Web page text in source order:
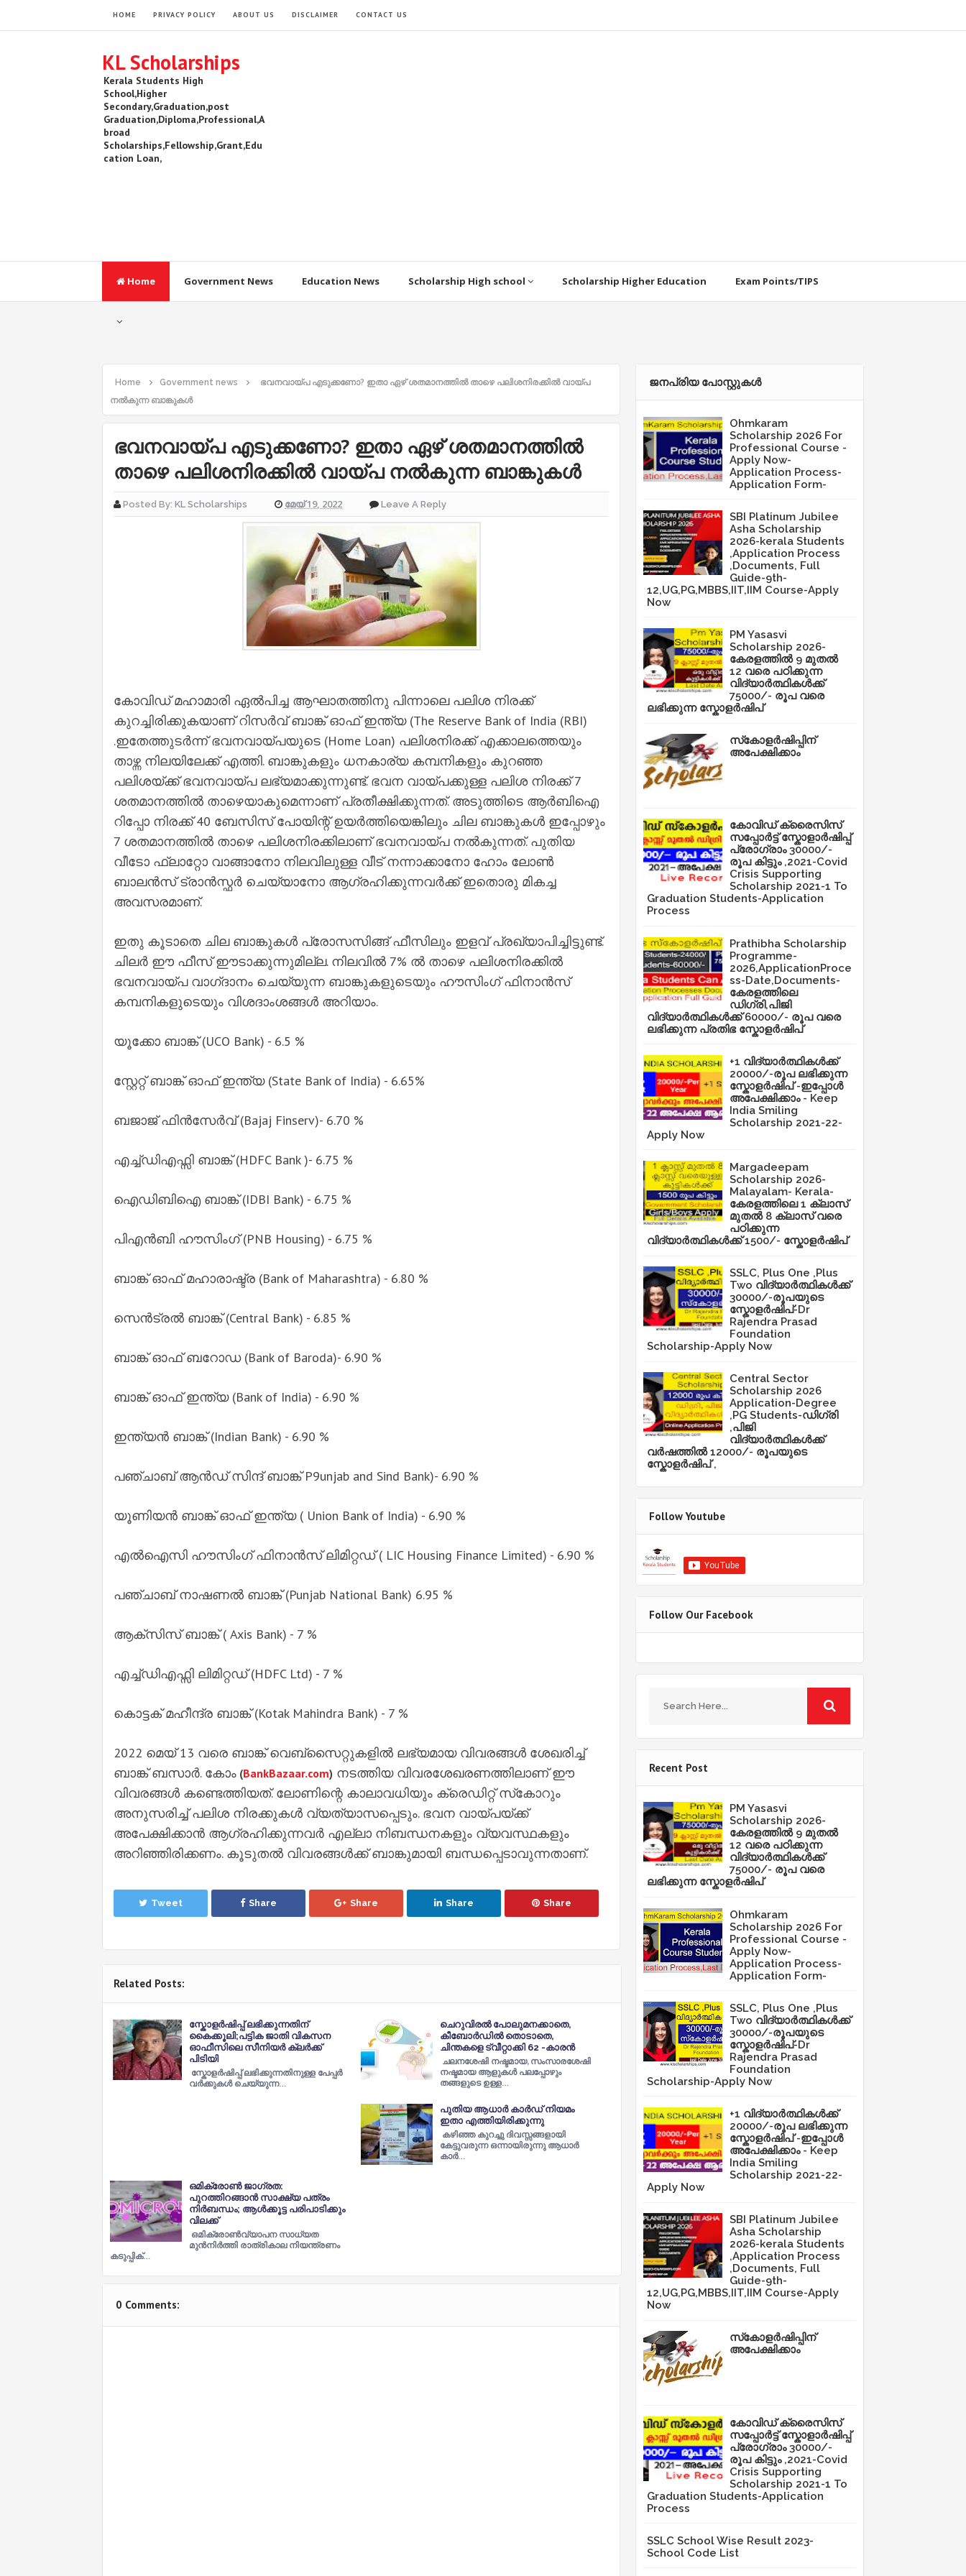
HOME PRIVACY POLICY ABOUT US DISCLAIMER CONTACT US
KL Scholarships
Kerala Students High
School,Higher
Secondary,Graduation,post
Graduation,Diploma,Professional,A
broad
Scholarships,Fellowship,Grant,Edu
cation Loan,
Home Government News Education News Scholarship High school Scholarship Higher Education Exam Points/TIPS
Home Government news
ഭവനവായ്പ എടുക്കണോ? ഇതാ ഏഴ് ശതമാനത്തില്‍ താഴെ പലിശനിരക്കില്‍ വായ്പ
നല്‍കുന്ന ബാങ്കുകള്‍
ഭവനവായ്പ എടുക്കണോ? ഇതാ ഏഴ് ശതമാനത്തില്‍
താഴെ പലിശനിരക്കില്‍ വായ്പ നല്‍കുന്ന ബാങ്കുകള്‍
Posted By: KL Scholarships മേയ് 19, 2022 Leave A Reply
കോവിഡ് മഹാമാരി ഏല്‍പിച്ച ആഘാതത്തിനു പിന്നാലെ പലിശ നിരക്ക്
കുറച്ചിരിക്കുകയാണ് റിസര്‍വ് ബാങ്ക് ഓഫ് ഇന്ത്യ (The Reserve Bank of India (RBI)
.ഇതേത്തുടര്‍ന്ന് ഭവനവായ്പയുടെ (Home Loan) പലിശനിരക്ക് എക്കാലത്തെയും
താഴ്ന്ന നിലയിലേക്ക് എത്തി. ബാങ്കുകളും ധനകാര്യ കമ്പനികളും കുറഞ്ഞ
പലിശയ്ക്ക് ഭവനവായ്പ ലഭ്യമാക്കുന്നുണ്ട്. ഭവന വായ്പക്കുള്ള പലിശ നിരക്ക് 7
ശതമാനത്തില്‍ താഴെയാകുമെന്നാണ് പ്രതീക്ഷിക്കുന്നത്. അടുത്തിടെ ആര്‍ബിഐ
റിപ്പോ നിരക്ക് 40 ബേസിസ് പോയിന്റ് ഉയര്‍ത്തിയെങ്കിലും ചില ബാങ്കുകള്‍ ഇപ്പോഴും
7 ശതമാനത്തില്‍ താഴെ പലിശനിരക്കിലാണ് ഭവനവായ്പ നല്‍കുന്നത്. പുതിയ
വീടോ ഫ്ലാറ്റോ വാങ്ങാനോ നിലവിലുള്ള വീട് നന്നാക്കാനോ ഹോം ലോണ്‍
ബാലന്‍സ് ട്രാന്‍സ്ഫര്‍ ചെയ്യാനോ ആഗ്രഹിക്കുന്നവര്‍ക്ക് ഇതൊരു മികച്ച
അവസരമാണ്.
ഇതു കൂടാതെ ചില ബാങ്കുകള്‍ പ്രോസസിങ്ങ് ഫീസിലും ഇളവ് പ്രഖ്യാപിച്ചിട്ടുണ്ട്.
ചിലര്‍ ഈ ഫീസ് ഈടാക്കുന്നുമില്ല. നിലവില്‍ 7% ല്‍ താഴെ പലിശനിരക്കില്‍
ഭവനവായ്പ വാഗ്‌ദാനം ചെയ്യുന്ന ബാങ്കുകളുടെയും ഹൗസിംഗ് ഫിനാന്‍സ്
കമ്പനികളുടെയും വിശദാംശങ്ങള്‍ അറിയാം.
യൂക്കോ ബാങ്ക് (UCO Bank) - 6.5 %
സ്റ്റേറ്റ് ബാങ്ക് ഓഫ് ഇന്ത്യ (State Bank of India) - 6.65%
ബജാജ് ഫിന്‍സേര്‍വ് (Bajaj Finserv)- 6.70 %
എച്ച്‌‍ഡിഎഫ്സി ബാങ്ക് (HDFC Bank )- 6.75 %
ഐഡിബിഐ ബാങ്ക് (IDBI Bank) - 6.75 %
പിഎന്‍ബി ഹൗസിംഗ് (PNB Housing) - 6.75 %
ബാങ്ക് ഓഫ് മഹാരാഷ്ട്ര (Bank of Maharashtra) - 6.80 %
സെന്‍ട്രല്‍ ബാങ്ക് (Central Bank) - 6.85 %
ബാങ്ക് ഓഫ് ബറോഡ (Bank of Baroda)- 6.90 %
ബാങ്ക് ഓഫ് ഇന്ത്യ (Bank of India) - 6.90 %
ഇന്ത്യന്‍ ബാങ്ക് (Indian Bank) - 6.90 %
പഞ്ചാബ് ആന്‍ഡ് സിന്ദ് ബാങ്ക് P9unjab and Sind Bank)- 6.90 %
യൂണിയന്‍ ബാങ്ക് ഓഫ് ഇന്ത്യ ( Union Bank of India) - 6.90 %
എല്‍ഐസി ഹൗസിംഗ് ഫിനാന്‍സ് ലിമിറ്റഡ് ( LIC Housing Finance Limited) - 6.90 %
പഞ്ചാബ് നാഷണല്‍ ബാങ്ക് (Punjab National Bank) 6.95 %
ആക്സിസ് ബാങ്ക് ( Axis Bank) - 7 %
എച്ച്‌ഡിഎഫ്സി ലിമിറ്റഡ് (HDFC Ltd) - 7 %
കൊട്ടക് മഹീന്ദ്ര ബാങ്ക് (Kotak Mahindra Bank) - 7 %
2022 മെയ് 13 വരെ ബാങ്ക് വെബ്‌സൈറ്റുകളില്‍ ലഭ്യമായ വിവരങ്ങള്‍ ശേഖരിച്ച്‌
ബാങ്ക് ബസാര്‍. കോം (BankBazaar.com) നടത്തിയ വിവരശേഖരണത്തിലാണ് ഈ
വിവരങ്ങള്‍ കണ്ടെത്തിയത്. ലോണിന്റെ കാലാവധിയും ക്രെഡിറ്റ് സ്‌കോറും
അനുസരിച്ച്‌ പലിശ നിരക്കുകള്‍ വ്യത്യാസപ്പെടും. ഭവന വായ്പയ്ക്ക്
അപേക്ഷിക്കാന്‍ ആഗ്രഹിക്കുന്നവര്‍ എല്ലാ നിബന്ധനകളും വ്യവസ്ഥകളും
അറിഞ്ഞിരിക്കണം. കൂടുതല്‍ വിവരങ്ങള്‍ക്ക് ബാങ്കുമായി ബന്ധപ്പെടാവുന്നതാണ്.
Tweet Share Share Share Share
Related Posts:
സ്കോളര്‍ഷിപ്പ് ലഭിക്കുന്നതിന്
കൈക്കൂലി;പട്ടിക ജാതി വികസന
ഓഫീസിലെ സീനിയര്‍ ക്ലർക്ക്
പിടിയി
സ്കോളര്‍ഷിപ്പ് ലഭിക്കുന്നതിനുള്ള പേപ്പര്‍
വര്‍ക്കുകള്‍ ചെയ്യുന്ന…
ചെറുവിരൽ പോലുമനക്കാതെ,
കീബോർഡിൽ തൊടാതെ,
ചിന്തകളെ ട്വീറ്റാക്കി 62 -കാരൻ
ചലനശേഷി നഷ്ടമായ, സംസാരശേഷി
നഷ്ടമായ ആളുകൾ പലപ്പോഴും
തങ്ങളുടെ ഉള്ള…
പുതിയ ആധാർ കാർഡ് നിയമം
ഇതാ എത്തിയിരിക്കുന്നു
കഴിഞ്ഞ കുറച്ചു ദിവസ്സങ്ങളായി
കേട്ടുവരുന്ന ഒന്നായിരുന്നു ആധാർ
കാർ…
ഒമിക്രോണ്‍ ജാഗ്രത:
പുറത്തിറങ്ങാന്‍ സാക്ഷ്യ പത്രം
നിര്‍ബന്ധം; ആള്‍ക്കൂട്ട പരിപാടിക്കും
വിലക്ക്
ഒമിക്രോൺവ്യാപന സാധ്യത
മുൻനിർത്തി രാത്രികാല നിയന്ത്രണം
കടുപ്പിക്…
0 Comments:
ജനപ്രിയ പോസ്റ്റുകള്‍‌
Ohmkaram
Scholarship 2026 For
Professional Course -
Apply Now-
Application Process-
Application Form-
SBI Platinum Jubilee
Asha Scholarship
2026-kerala Students
,Application Process
,Documents, Full
Guide-9th-
12,UG,PG,MBBS,IIT,IIM Course-Apply
Now
PM Yasasvi
Scholarship 2026-
കേരളത്തിൽ 9 മുതൽ
12 വരെ പഠിക്കുന്ന
വിദ്യാർത്ഥികൾക്ക്
75000/- രൂപ വരെ
ലഭിക്കുന്ന സ്കോളർഷിപ്
സ്‌കോളർഷിപ്പിന്
അപേക്ഷിക്കാം
കോവിഡ് ക്രൈസിസ്
സപ്പോർട്ട് സ്കോളാർഷിപ്പ്
പ്രോഗ്രാം 30000/-
രൂപ കിട്ടും ,2021-Covid
Crisis Supporting
Scholarship 2021-1 To
Graduation Students-Application
Process
Prathibha Scholarship
Programme-
2026,ApplicationProce
ss-Date,Documents-
കേരളത്തിലെ
ഡിഗ്രി,പിജി
വിദ്യാർത്ഥികൾക്ക് 60000/- രൂപ വരെ
ലഭിക്കുന്ന പ്രതിഭ സ്കോളർഷിപ്
+1 വിദ്യാർത്ഥികൾക്ക്
20000/-രൂപ ലഭിക്കുന്ന
സ്കോളർഷിപ് -ഇപ്പോൾ
അപേക്ഷിക്കാം - Keep
India Smiling
Scholarship 2021-22-
Apply Now
Margadeepam
Scholarship 2026-
Malayalam- Kerala-
കേരളത്തിലെ 1 ക്ലാസ്
മുതൽ 8 ക്ലാസ് വരെ
പഠിക്കുന്ന
വിദ്യാർത്ഥികൾക്ക് 1500/- സ്കോളർഷിപ്
SSLC, Plus One ,Plus
Two വിദ്യാർത്ഥികൾക്ക്
30000/-രൂപയുടെ
സ്കോളർഷിപ്-Dr
Rajendra Prasad
Foundation
Scholarship-Apply Now
Central Sector
Scholarship 2026
Application-Degree
,PG Students-ഡിഗ്രി
,പിജി
വിദ്യാർത്ഥികൾക്ക്
വർഷത്തിൽ 12000/- രൂപയുടെ
സ്കോളർഷിപ് ,
Follow Youtube
Follow Our Facebook
Recent Post
PM Yasasvi
Scholarship 2026-
കേരളത്തിൽ 9 മുതൽ
12 വരെ പഠിക്കുന്ന
വിദ്യാർത്ഥികൾക്ക്
75000/- രൂപ വരെ
ലഭിക്കുന്ന സ്കോളർഷിപ്
Ohmkaram
Scholarship 2026 For
Professional Course -
Apply Now-
Application Process-
Application Form-
SSLC, Plus One ,Plus
Two വിദ്യാർത്ഥികൾക്ക്
30000/-രൂപയുടെ
സ്കോളർഷിപ്-Dr
Rajendra Prasad
Foundation
Scholarship-Apply Now
+1 വിദ്യാർത്ഥികൾക്ക്
20000/-രൂപ ലഭിക്കുന്ന
സ്കോളർഷിപ് -ഇപ്പോൾ
അപേക്ഷിക്കാം - Keep
India Smiling
Scholarship 2021-22-
Apply Now
SBI Platinum Jubilee
Asha Scholarship
2026-kerala Students
,Application Process
,Documents, Full
Guide-9th-
12,UG,PG,MBBS,IIT,IIM Course-Apply
Now
സ്‌കോളർഷിപ്പിന്
അപേക്ഷിക്കാം
കോവിഡ് ക്രൈസിസ്
സപ്പോർട്ട് സ്കോളാർഷിപ്പ്
പ്രോഗ്രാം 30000/-
രൂപ കിട്ടും ,2021-Covid
Crisis Supporting
Scholarship 2021-1 To
Graduation Students-Application
Process
SSLC School Wise Result 2023-
School Code List